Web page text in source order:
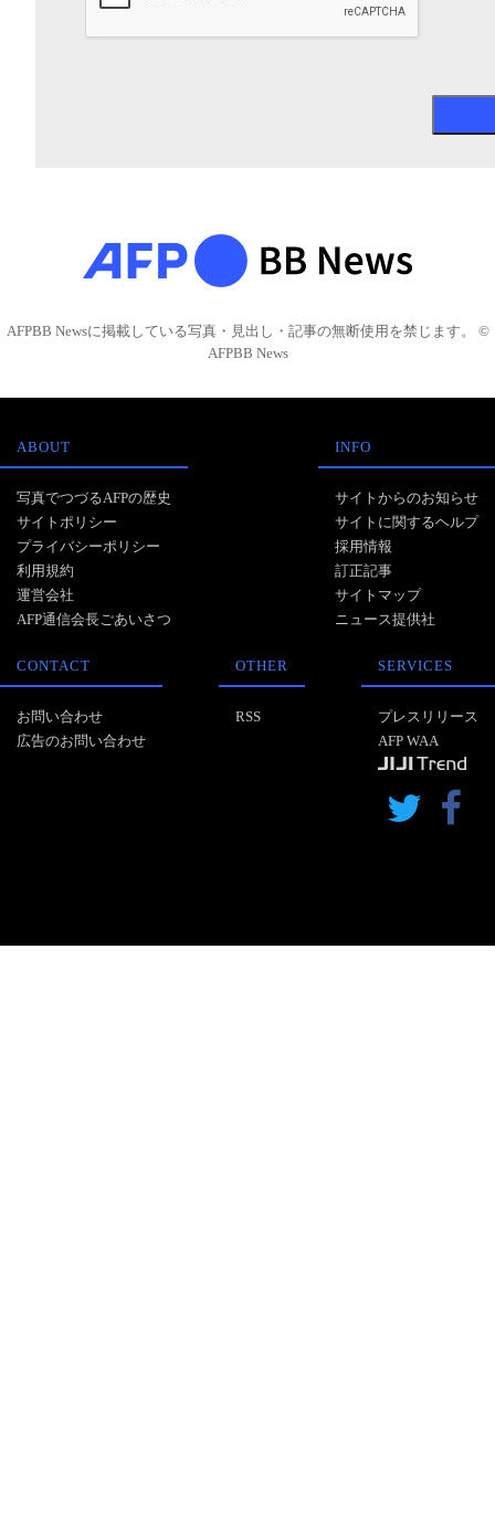
AFPBB Newsに掲載している写真・見出し・記事の無断使用を禁じます。 ©
AFPBB News
ABOUT
写真でつづるAFPの歴史
サイトポリシー
プライバシーポリシー
利用規約
運営会社
AFP通信会長ごあいさつ
INFO
サイトからのお知らせ
サイトに関するヘルプ
採用情報
訂正記事
サイトマップ
ニュース提供社
CONTACT
お問い合わせ
広告のお問い合わせ
OTHER
RSS
SERVICES
プレスリリース
AFP WAA